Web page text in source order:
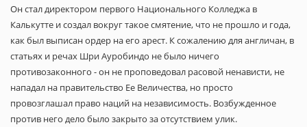
Он стал директором первого Национального Колледжа в
Калькутте и создал вокруг такое смятение, что не прошло и года,
как был выписан ордер на его арест. К сожалению для англичан, в
статьях и речах Шри Ауробиндо не было ничего
противозаконного - он не проповедовал расовой ненависти, не
нападал на правительство Ее Величества, но просто
провозглашал право наций на независимость. Возбужденное
против него дело было закрыто за отсутствием улик.